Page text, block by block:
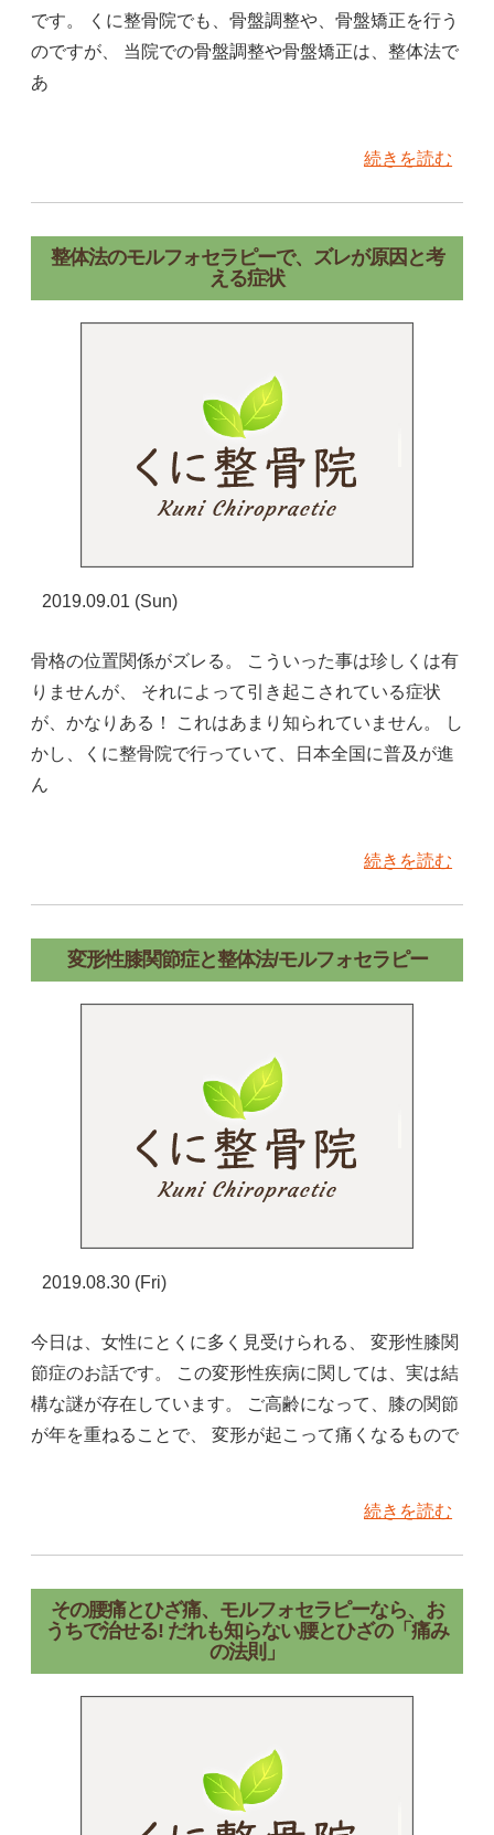
です。 くに整骨院でも、骨盤調整や、骨盤矯正を行う
のですが、 当院での骨盤調整や骨盤矯正は、整体法で
あ
続きを読む
整体法のモルフォセラピーで、ズレが原因と考
える症状
2019.09.01 (Sun)
骨格の位置関係がズレる。 こういった事は珍しくは有
りませんが、 それによって引き起こされている症状
が、かなりある！ これはあまり知られていません。 し
かし、くに整骨院で行っていて、日本全国に普及が進
ん
続きを読む
変形性膝関節症と整体法/モルフォセラピー
2019.08.30 (Fri)
今日は、女性にとくに多く見受けられる、 変形性膝関
節症のお話です。 この変形性疾病に関しては、実は結
構な謎が存在しています。 ご高齢になって、膝の関節
が年を重ねることで、 変形が起こって痛くなるもので
続きを読む
その腰痛とひざ痛、モルフォセラピーなら、お
うちで治せる! だれも知らない腰とひざの「痛み
の法則」